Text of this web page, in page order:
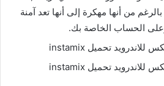
من أنها مهكرة إلى أنها تعد آمنة
الحساب الخاصة بك.